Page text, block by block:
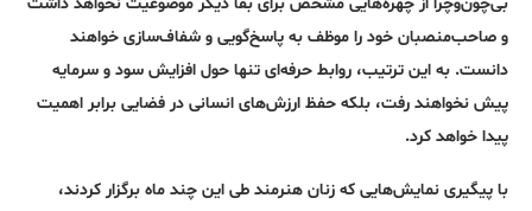
و صاحب‌منصبان خود را موظف به پاسخ‌گویی و شفاف‌سازی خواهند
دانست. به این ترتیب، روابط حرفه‌ای تنها حول افزایش سود و سرمایه
پیش نخواهند رفت، بلکه حفظ ارزش‌های انسانی در فضایی برابر اهمیت
پیدا خواهد کرد.
با پیگیری نمایش‌هایی که زنان هنرمند طی این چند ماه برگزار کردند،